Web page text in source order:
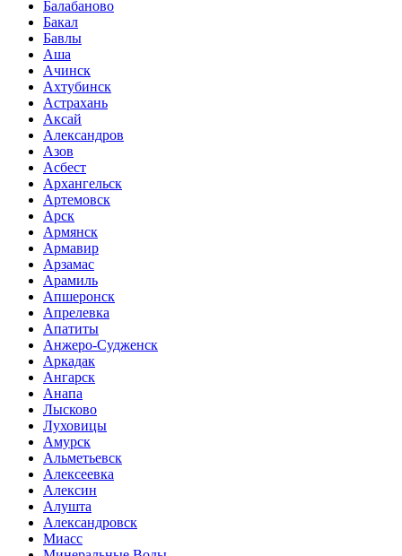
Балабаново
Бакал
Бавлы
Аша
Ачинск
Ахтубинск
Астрахань
Аксай
Александров
Азов
Асбест
Архангельск
Артемовск
Арск
Армянск
Армавир
Арзамас
Арамиль
Апшеронск
Апрелевка
Апатиты
Анжеро-Судженск
Аркадак
Ангарск
Анапа
Лысково
Луховицы
Амурск
Альметьевск
Алексеевка
Алексин
Алушта
Александровск
Миасс